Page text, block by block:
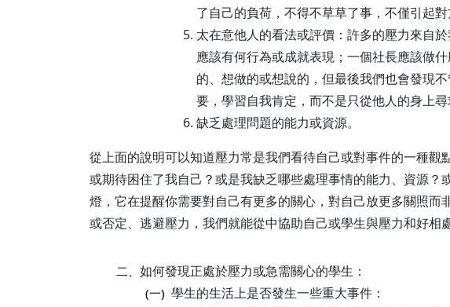
了自己的負荷，不得不草草了事，不僅引起
太在意他人的看法或評價：許多的壓力來自
應該有何行為或成就表現；一個社長應該做
的、想做的或想說的，但最後我們也會發現
要，學習自我肯定，而不是只從他人的身上尋
缺乏處理問題的能力或資源。
從上面的說明可以知道壓力常是我們看待自己或對事件的一種
或期待困住了我自己？或是我缺乏哪些處理事情的能力、資源
燈，它在提醒你需要對自己有更多的關心，對自己放更多關照而
或否定、逃避壓力，我們就能從中協助自己或學生與壓力和好相處
二、 如何發現正處於壓力或急需關心的學生：
(一) 學生的生活上是否發生一些重大事件：